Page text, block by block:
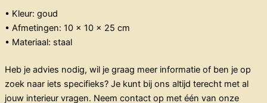
• Kleur: goud
• Afmetingen: 10 x 10 x 25 cm
• Materiaal: staal
Heb je advies nodig, wil je graag meer informatie of ben je op
zoek naar iets specifieks? Je kunt bij ons altijd terecht met al
jouw interieur vragen. Neem contact op met één van onze